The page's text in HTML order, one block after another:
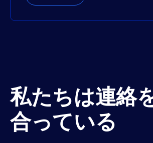
私たちは連絡
合っている